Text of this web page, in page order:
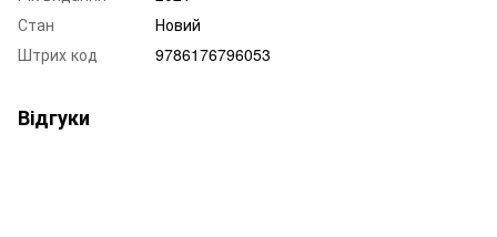
Стан
Новий
Штрих код
9786176796053
Відгуки